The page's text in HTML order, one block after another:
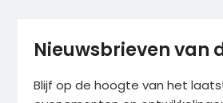
Nieuwsbrieven van
Blijf op de hoogte van het